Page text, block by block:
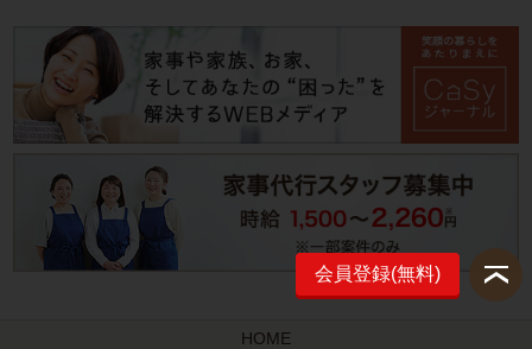
会員登録(無料)
HOME